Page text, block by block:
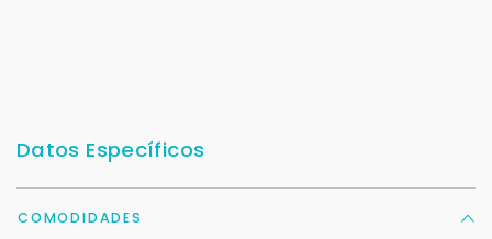
Datos Específicos
COMODIDADES